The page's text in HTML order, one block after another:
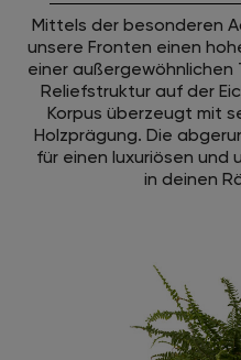
Mittels der besonderen
unsere Fronten einen
einer außergewöhnlichen
Reliefstruktur auf der
Korpus überzeugt mit
Holzprägung. Die
für einen luxuriösen
in deinen